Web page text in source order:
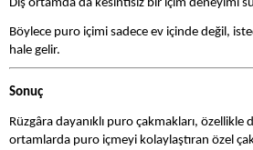
Dış ortamda da kesintisiz bir içim deneyimi
Böylece puro içimi sadece ev içinde değil,
hale gelir.
Sonuç
Rüzgâra dayanıklı puro çakmakları, özellikle
ortamlarda puro içmeyi kolaylaştıran özel